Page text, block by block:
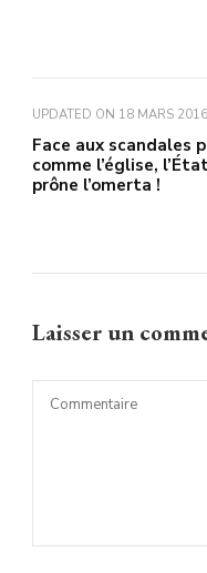
UPDATED ON 18 MARS 2016
Face aux scandales
comme l’église,
prône l’omerta !
Laisser un